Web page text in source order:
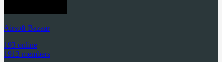
Airsoft Bazaar
193 online
1913 members